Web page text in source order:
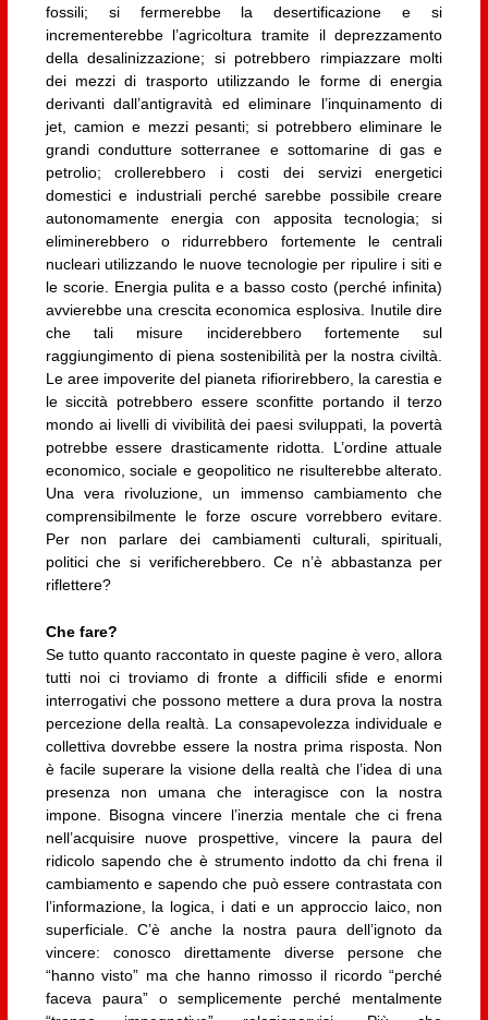
fossili; si fermerebbe la desertificazione e si
incrementerebbe l’agricoltura tramite il deprezzamento
della desalinizzazione; si potrebbero rimpiazzare molti
dei mezzi di trasporto utilizzando le forme di energia
derivanti dall’antigravità ed eliminare l’inquinamento di
jet, camion e mezzi pesanti; si potrebbero eliminare le
grandi condutture sotterranee e sottomarine di gas e
petrolio; crollerebbero i costi dei servizi energetici
domestici e industriali perché sarebbe possibile creare
autonomamente energia con apposita tecnologia; si
eliminerebbero o ridurrebbero fortemente le centrali
nucleari utilizzando le nuove tecnologie per ripulire i siti e
le scorie. Energia pulita e a basso costo (perché infinita)
avvierebbe una crescita economica esplosiva. Inutile dire
che tali misure inciderebbero fortemente sul
raggiungimento di piena sostenibilità per la nostra civiltà.
Le aree impoverite del pianeta rifiorirebbero, la carestia e
le siccità potrebbero essere sconfitte portando il terzo
mondo ai livelli di vivibilità dei paesi sviluppati, la povertà
potrebbe essere drasticamente ridotta. L’ordine attuale
economico, sociale e geopolitico ne risulterebbe alterato.
Una vera rivoluzione, un immenso cambiamento che
comprensibilmente le forze oscure vorrebbero evitare.
Per non parlare dei cambiamenti culturali, spirituali,
politici che si verificherebbero. Ce n’è abbastanza per
riflettere?
Che fare?
Se tutto quanto raccontato in queste pagine è vero, allora
tutti noi ci troviamo di fronte a difficili sfide e enormi
interrogativi che possono mettere a dura prova la nostra
percezione della realtà. La consapevolezza individuale e
collettiva dovrebbe essere la nostra prima risposta. Non
è facile superare la visione della realtà che l’idea di una
presenza non umana che interagisce con la nostra
impone. Bisogna vincere l’inerzia mentale che ci frena
nell’acquisire nuove prospettive, vincere la paura del
ridicolo sapendo che è strumento indotto da chi frena il
cambiamento e sapendo che può essere contrastata con
l’informazione, la logica, i dati e un approccio laico, non
superficiale. C’è anche la nostra paura dell’ignoto da
vincere: conosco direttamente diverse persone che
“hanno visto” ma che hanno rimosso il ricordo “perché
faceva paura” o semplicemente perché mentalmente